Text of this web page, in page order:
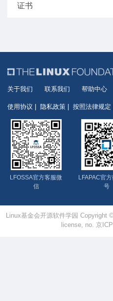
证书
关于我们 联系我们 帮助中心
使用协议 隐私政策 按照法律规定
LFOSSA官方客服微
信
LFAPAC官
号
Linux基金会开源软件学园 Copyright
license, no. 京